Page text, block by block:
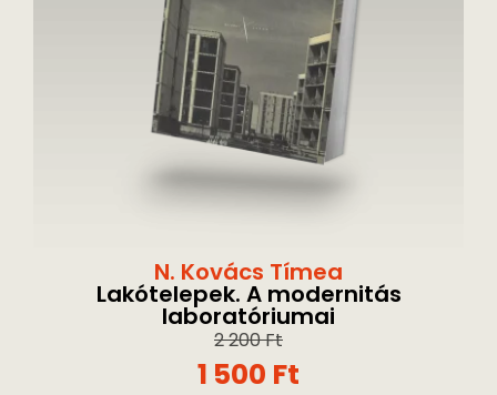
N. Kovács Tímea
Lakótelepek. A modernitás
laboratóriumai
2 200Ft
1 500 Ft